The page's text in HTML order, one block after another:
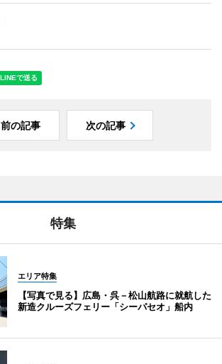
前の記事 次の記事
特集
エリア特集
【写真で見る】広島・呉－松山航路に就航した
新造クルーズフェリー「シーパセオ」船内